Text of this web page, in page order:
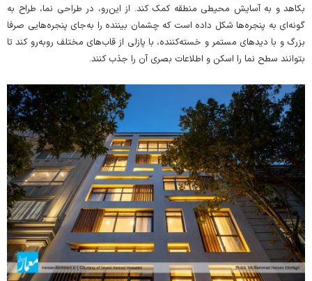
بکاهد و به آسایش محیطی منطقه کمک کند. از این‌رو، در طراحی نما، طراح به
گونه‌ای به پنجره‌ها شکل داده است که چشمان بیننده را به‌جای پنجره‌هایی صرفا
بزرگ و با دیدهای مستمر و خسته‌کننده، با پازلی از قاب‌های مختلف روبه‌رو کند تا
بتوانند سطح نما را اسکن و اطلاعات بصری آن را جذب کنند.